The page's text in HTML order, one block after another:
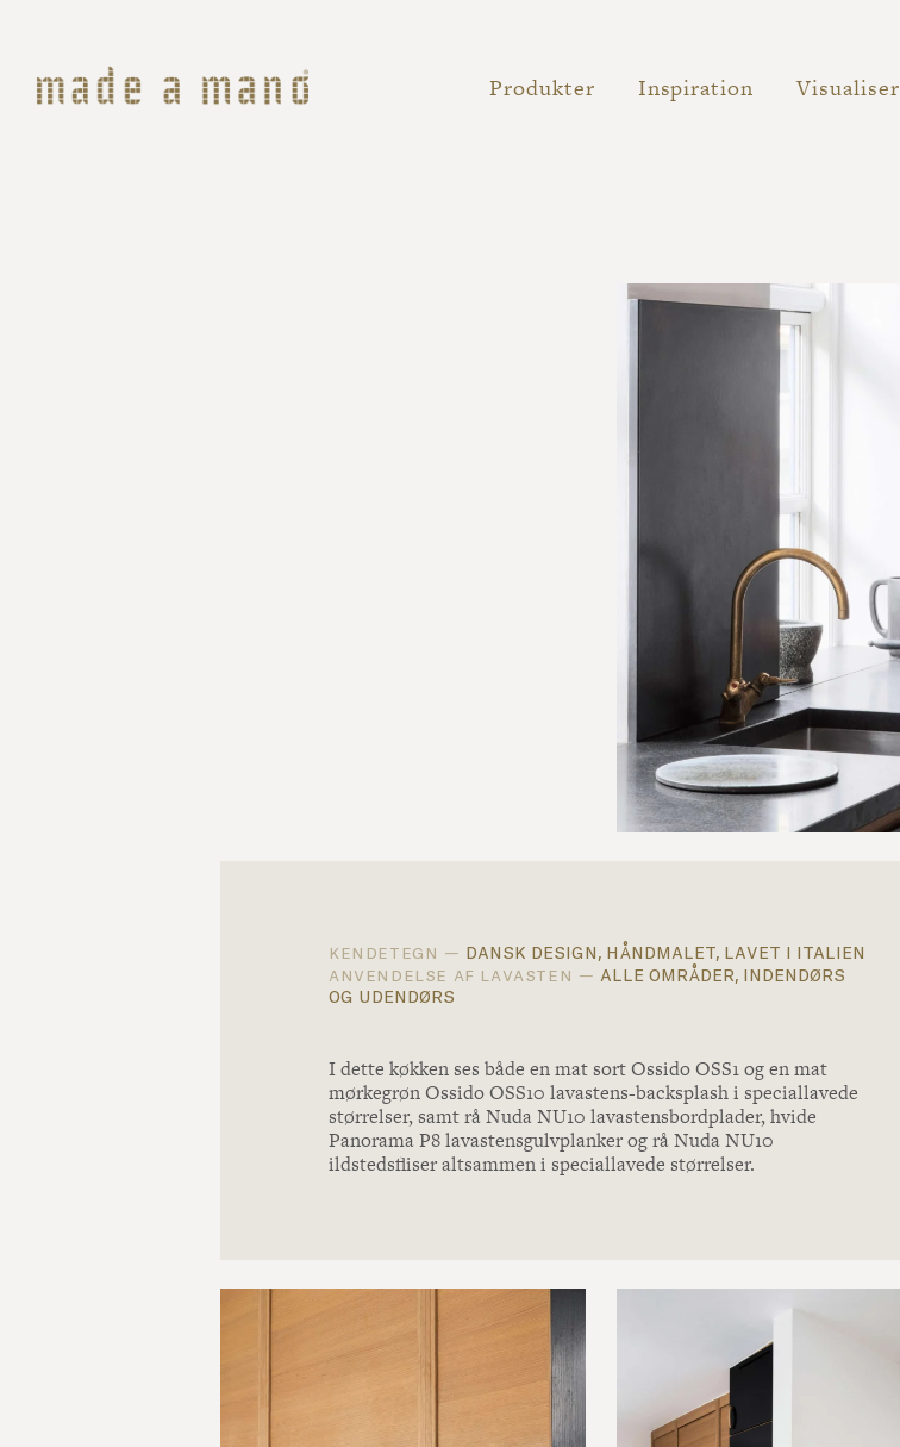
Produkter Inspiration Visualiser
kendetegn — dansk design, håndmalet, lavet i italien
anvendelse af lavasten — alle områder, indendørs
og udendørs
I dette køkken ses både en mat sort Ossido OSS1 og en mat
mørkegrøn Ossido OSS10 lavastens-backsplash i speciallavede
størrelser, samt rå Nuda NU10 lavastensbordplader, hvide
Panorama P8 lavastensgulvplanker og rå Nuda NU10
ildstedsfliser altsammen i speciallavede størrelser.